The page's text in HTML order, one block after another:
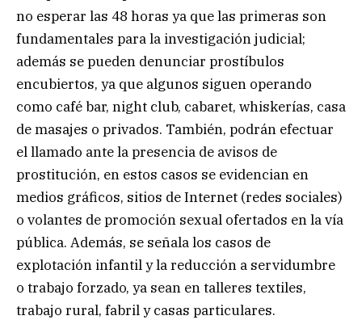
no esperar las 48 horas ya que las primeras son
fundamentales para la investigación judicial;
además se pueden denunciar prostíbulos
encubiertos, ya que algunos siguen operando
como café bar, night club, cabaret, whiskerías, casa
de masajes o privados. También, podrán efectuar
el llamado ante la presencia de avisos de
prostitución, en estos casos se evidencian en
medios gráficos, sitios de Internet (redes sociales)
o volantes de promoción sexual ofertados en la vía
pública. Además, se señala los casos de
explotación infantil y la reducción a servidumbre
o trabajo forzado, ya sean en talleres textiles,
trabajo rural, fabril y casas particulares.